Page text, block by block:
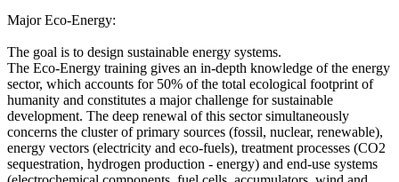
Major Eco-Energy:
The goal is to design sustainable energy systems.
The Eco-Energy training gives an in-depth knowledge of the energy
sector, which accounts for 50% of the total ecological footprint of
humanity and constitutes a major challenge for sustainable
development. The deep renewal of this sector simultaneously
concerns the cluster of primary sources (fossil, nuclear, renewable),
energy vectors (electricity and eco-fuels), treatment processes (CO2
sequestration, hydrogen production - energy) and end-use systems